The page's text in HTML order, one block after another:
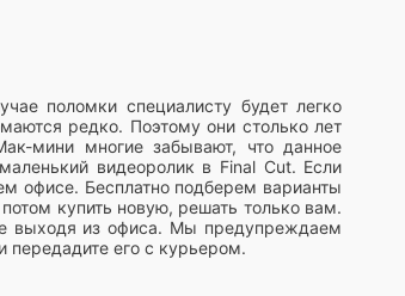
поломки специалисту будет легко
редко. Поэтому они столько лет
мини многие забывают, что данное
видеоролик в Final Cut. Если
офисе. Бесплатно подберем варианты
купить новую, решать только вам.
выходя из офиса. Мы предупреждаем
передадите его с курьером.